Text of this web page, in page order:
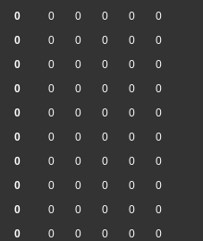
0
0
0
0
0
0
0
0
0
0
0
0
0
0
0
0
0
0
0
0
0
0
0
0
0
0
0
0
0
0
0
0
0
0
0
0
0
0
0
0
0
0
0
0
0
0
0
0
0
0
0
0
0
0
0
0
0
0
0
0